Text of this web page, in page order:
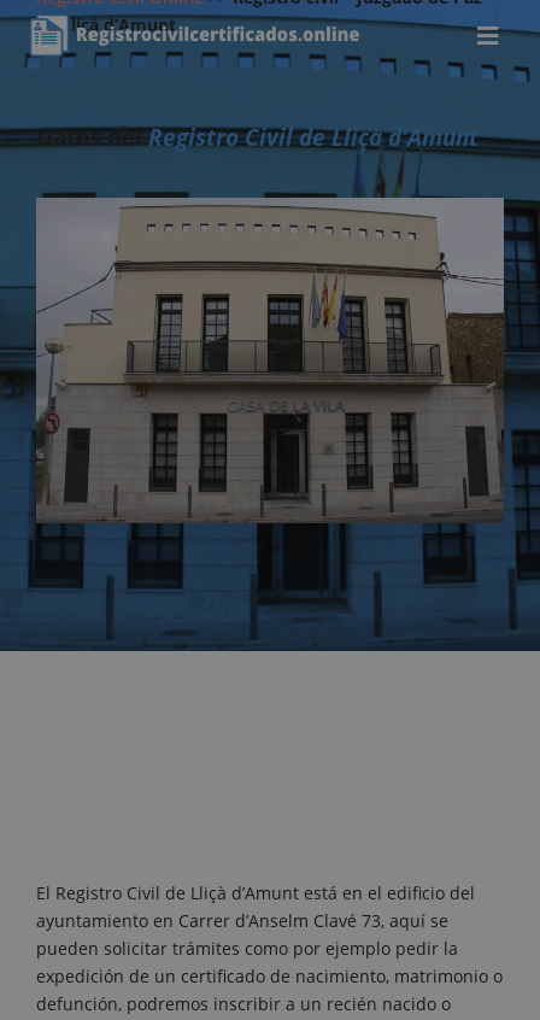
de Lliçà d’Amunt
Datos delRegistro Civil de Lliçà d'Amunt
El Registro Civil de Lliçà d’Amunt está en el edificio del
ayuntamiento en Carrer d’Anselm Clavé 73, aquí se
pueden solicitar trámites como por ejemplo pedir la
expedición de un certificado de nacimiento, matrimonio o
defunción, podremos inscribir a un recién nacido o